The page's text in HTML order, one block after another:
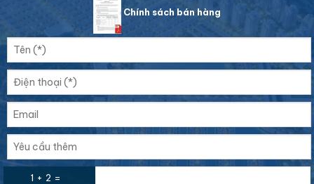
Chính sách bán hàng
1 + 2 =